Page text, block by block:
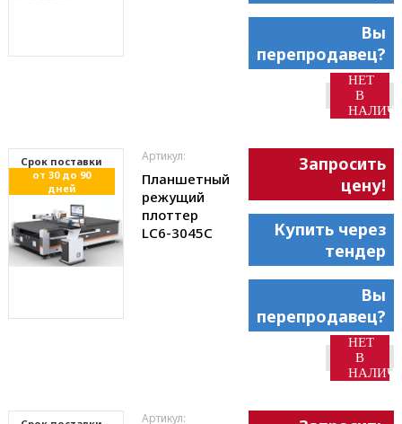
Вы
перепродавец?
НЕТ
В
Cрок поставки
от 30 до 90
дней
Артикул:
Планшетный
режущий
плоттер
LC6-3045С
Запросить
цену!
Купить через
тендер
Вы
перепродавец?
НЕТ
В
Артикул: